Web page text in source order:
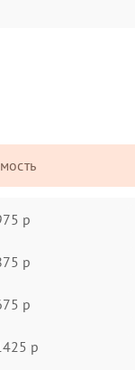
р
р
р
р